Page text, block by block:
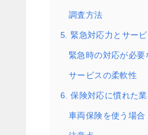
調査方法
5. 緊急対応力とサー
緊急時の対応が必要
サービスの柔軟性
6. 保険対応に慣れた
車両保険を使う場合